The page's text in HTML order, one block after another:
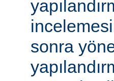
sonra